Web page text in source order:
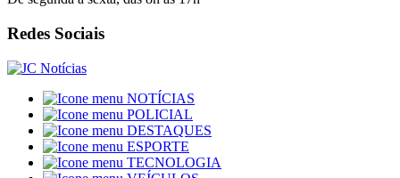
Redes Sociais
NOTÍCIAS
POLICIAL
DESTAQUES
ESPORTE
TECNOLOGIA